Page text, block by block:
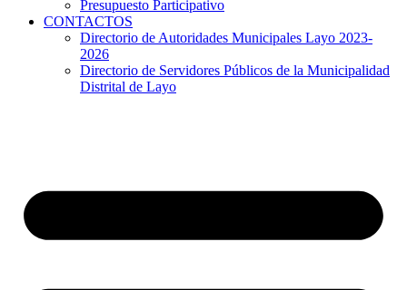
Presupuesto Participativo
CONTACTOS
Directorio de Autoridades Municipales Layo 2023-
2026
Directorio de Servidores Públicos de la Municipalidad
Distrital de Layo